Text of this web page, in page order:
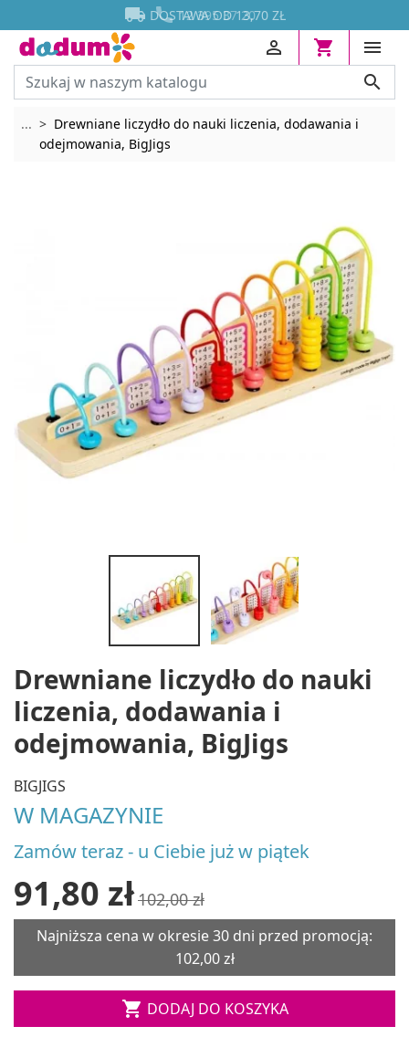
 12 395 37 20
 DOSTAWA OD 13,70 ZŁ






... Rozwiń breadcrumbs
Drewniane liczydło do nauki liczenia, dodawania i
odejmowania, BigJigs
Drewniane liczydło do nauki
liczenia, dodawania i
odejmowania, BigJigs
BIGJIGS
W MAGAZYNIE
Zamów teraz - u Ciebie już w piątek
91,80 zł102,00 zł
Najniższa cena w okresie 30 dni przed promocją:
102,00 zł
 DODAJ DO KOSZYKA